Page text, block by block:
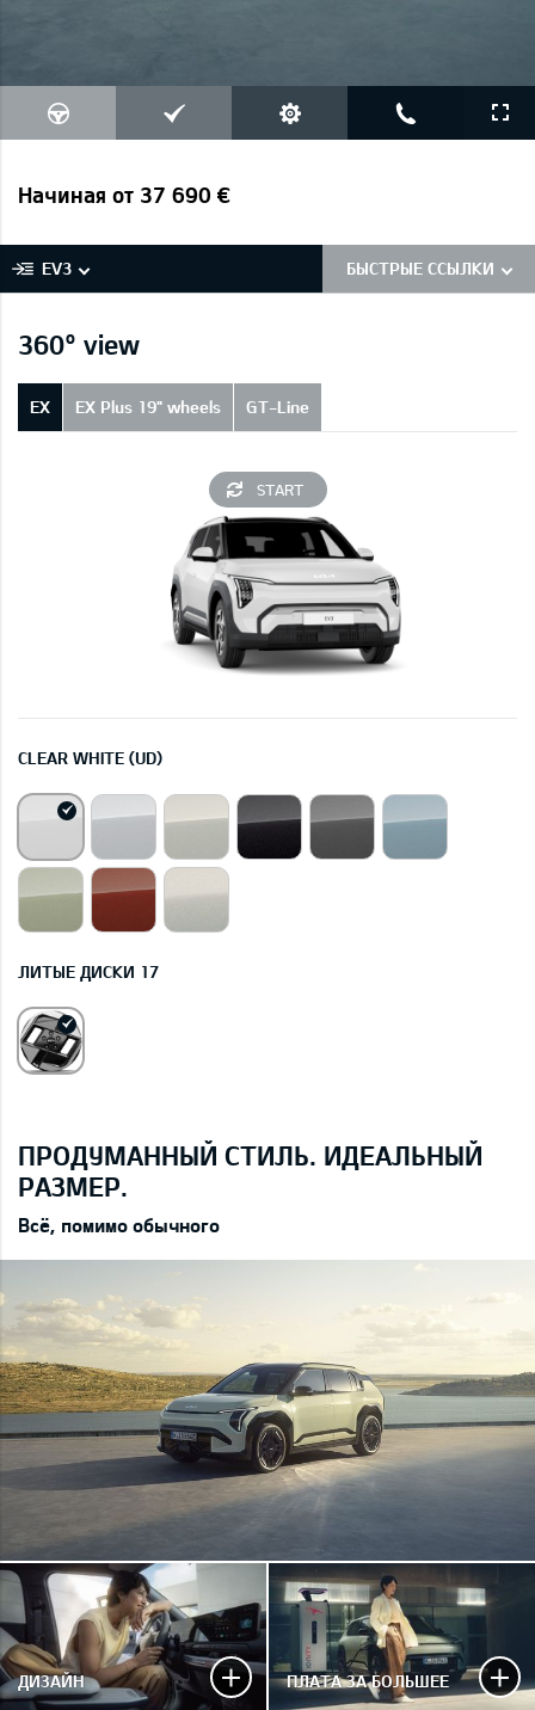
Начиная от 37 690 €
EV3 БЫСТРЫЕ ССЫЛКИ
360° view
EX EX Plus 19" wheels GT-Line
START
CLEAR WHITE (UD)
ЛИТЫЕ ДИСКИ 17
ПРОДУМАННЫЙ СТИЛЬ. ИДЕАЛЬНЫЙ
РАЗМЕР.
Всё, помимо обычного
ДИЗАЙН ПЛАТА ЗА БОЛЬШЕЕ